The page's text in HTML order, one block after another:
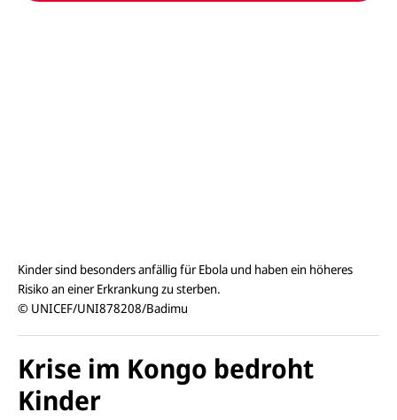
Kinder sind besonders anfällig für Ebola und haben ein höheres
Risiko an einer Erkrankung zu sterben.
© UNICEF/UNI878208/Badimu
Krise im Kongo bedroht
Kinder